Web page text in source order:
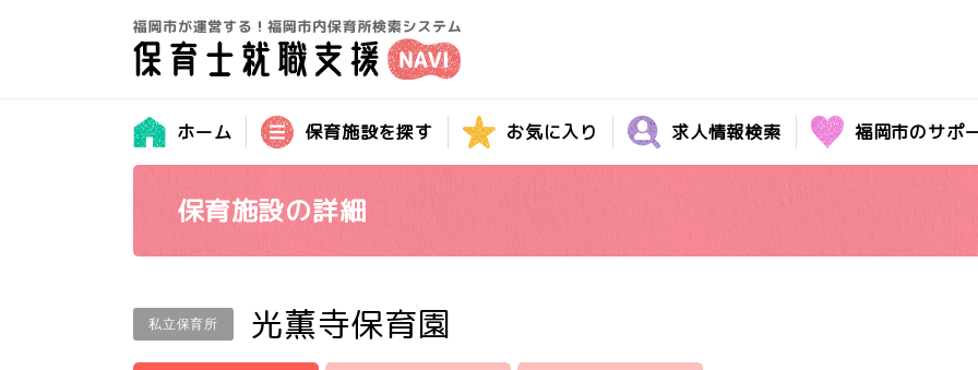
ホーム 保育施設を探す お気に入り 求人情報検索 福岡市のサポ
保育施設の詳細
私立保育所 光薫寺保育園